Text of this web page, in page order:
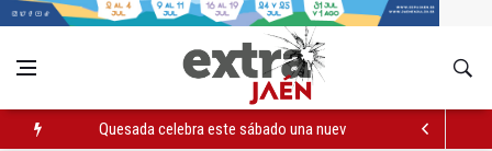
Quesada celebra este sábado una nueva jornada de Orgullo